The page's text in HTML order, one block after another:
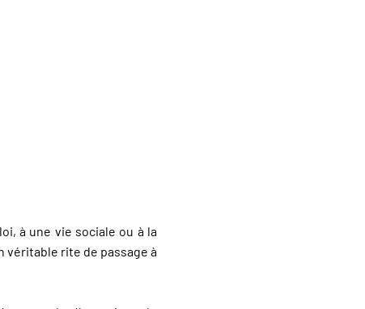
à une vie sociale ou à la
véritable rite de passage à